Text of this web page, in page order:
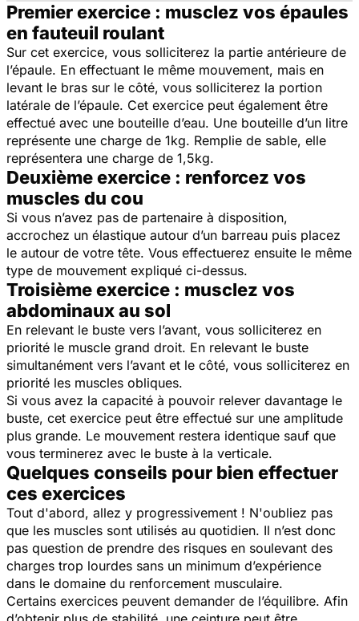
Premier exercice : musclez vos épaules
en fauteuil roulant
Sur cet exercice, vous solliciterez la partie antérieure de
l’épaule. En effectuant le même mouvement, mais en
levant le bras sur le côté, vous solliciterez la portion
latérale de l’épaule. Cet exercice peut également être
effectué avec une bouteille d’eau. Une bouteille d’un litre
représente une charge de 1kg. Remplie de sable, elle
représentera une charge de 1,5kg.
Deuxième exercice : renforcez vos
muscles du cou
Si vous n’avez pas de partenaire à disposition,
accrochez un élastique autour d’un barreau puis placez
le autour de votre tête. Vous effectuerez ensuite le même
type de mouvement expliqué ci-dessus.
Troisième exercice : musclez vos
abdominaux au sol
En relevant le buste vers l’avant, vous solliciterez en
priorité le muscle grand droit. En relevant le buste
simultanément vers l’avant et le côté, vous solliciterez en
priorité les muscles obliques.
Si vous avez la capacité à pouvoir relever davantage le
buste, cet exercice peut être effectué sur une amplitude
plus grande. Le mouvement restera identique sauf que
vous terminerez avec le buste à la verticale.
Quelques conseils pour bien effectuer
ces exercices
Tout d'abord, allez y progressivement ! N'oubliez pas
que les muscles sont utilisés au quotidien. Il n’est donc
pas question de prendre des risques en soulevant des
charges trop lourdes sans un minimum d’expérience
dans le domaine du renforcement musculaire.
Certains exercices peuvent demander de l’équilibre. Afin